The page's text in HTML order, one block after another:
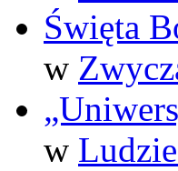
Święta
w
w